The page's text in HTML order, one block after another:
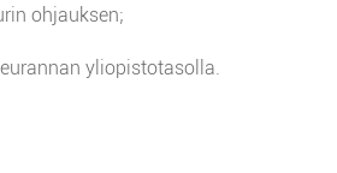
ohjauksen;
yliopistotasolla.